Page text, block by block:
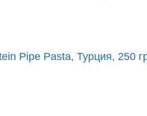
Pipe Pasta, Турция, 250